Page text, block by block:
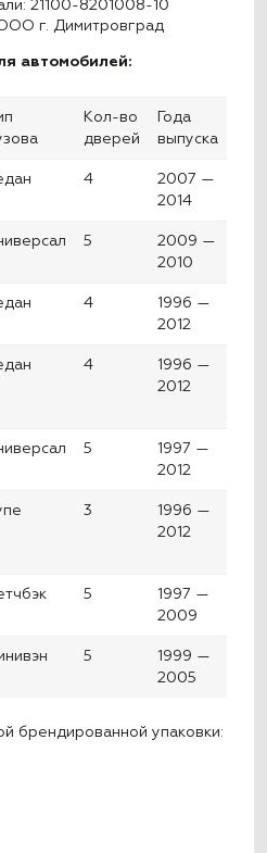
21100-8201008-10
г. Димитровград
автомобилей:
Кол-во
дверей
Года
выпуска
4
2007 —
2014
5
2009 —
2010
4
1996 —
2012
4
1996 —
2012
5
1997 —
2012
3
1996 —
2012
5
1997 —
2009
5
1999 —
2005
брендированной упаковки: